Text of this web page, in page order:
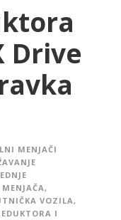
Drive
MENJAČI
,
VOZILA,
I